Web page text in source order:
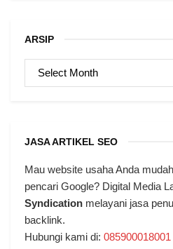
ARSIP
ARSIP
JASA ARTIKEL SEO
Mau website usaha Anda
pencari Google? Digital Media
Syndication melayani jasa
backlink.
Hubungi kami di: 085900018001